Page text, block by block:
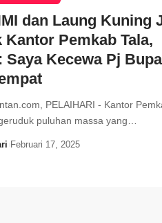
dan Laung Kuning
Kantor Pemkab Tala,
Saya Kecewa Pj
PELAIHARI - Kantor
puluhan massa yang…
Februari 17, 2025